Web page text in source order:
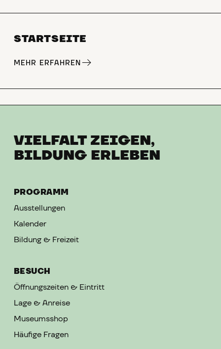
STARTSEITE
MEHR ERFAHREN
VIELFALT ZEIGEN,
BILDUNG ERLEBEN
PROGRAMM
Ausstellungen
Kalender
Bildung & Freizeit
BESUCH
Öffnungszeiten & Eintritt
Lage & Anreise
Museumsshop
Häufige Fragen